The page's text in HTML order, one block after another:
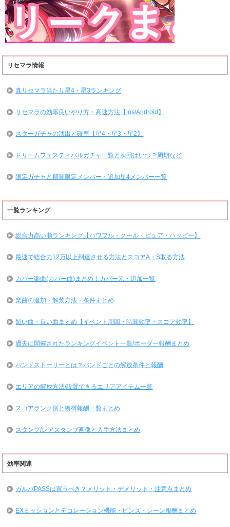
リセマラ情報
真リセマラ当たり星4・星3ランキング
リセマラの効率良いやり方・高速方法【ios/Android】
スターガチャの演出と確率【星4・星3・星2】
ドリームフェスティバルガチャ一覧と次回はいつ？周期など
限定ガチャと期間限定メンバー・追加星4メンバー一覧
一覧ランキング
総合力高い順ランキング【パワフル・クール・ピュア・ハッピー】
最速で総合力12万以上到達させる方法とスコアA・S取る方法
カバー楽曲(カバー曲)まとめ！カバー元・追加一覧
楽曲の追加・解禁方法・条件まとめ
短い曲・長い曲まとめ【イベント周回・時間効率・スコア効率】
過去に開催されたランキングイベント一覧/ボーダー報酬まとめ
バンドストーリーとは？バンドごとの解放条件と報酬
エリアの解放方法/設置できるエリアアイテム一覧
スコアランク別と獲得報酬一覧まとめ
スタンプ/レアスタンプ画像と入手方法まとめ
効率関連
ガルパPASSは買うべき？メリット・デメリット・注意点まとめ
EXミッションとデコレーション機能・ピンズ・レーン報酬まとめ